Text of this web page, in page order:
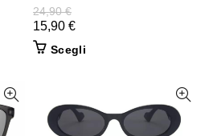
24,90€
15,90 €
Scegli